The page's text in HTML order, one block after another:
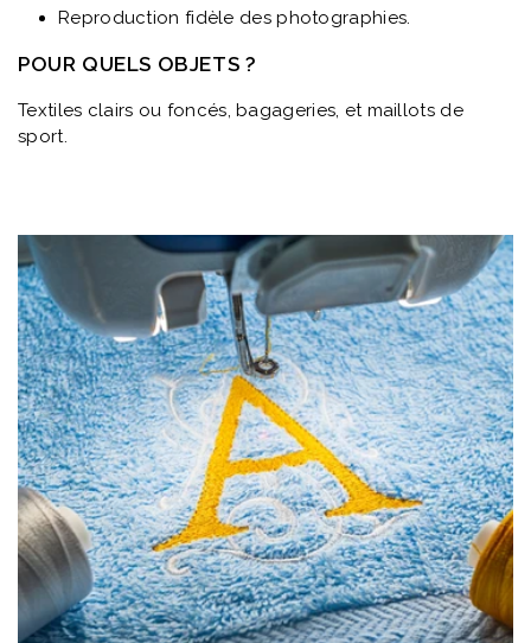
Reproduction fidèle des photographies.
POUR QUELS OBJETS ?
Textiles clairs ou foncés, bagageries, et maillots de
sport.